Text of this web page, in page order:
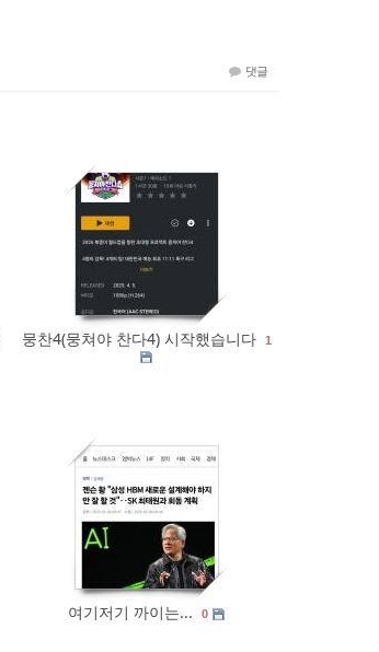
댓글
2173 0
뭉찬4(뭉쳐야 찬다4) 시작했습니다 1
1635 1
여기저기 까이는... 0